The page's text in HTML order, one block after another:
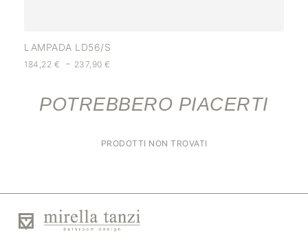
LAMPADA LD56/S
184,22 € - 237,90€
POTREBBERO PIACERTI
PRODOTTI NON TROVATI